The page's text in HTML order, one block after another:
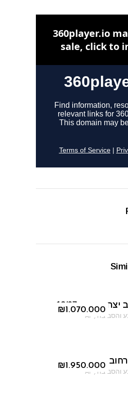
₪1.070.000
אבינו 13/67
והסביבה ,
AF
₪1.950.000
האנדרטה
והסביבה ,
AF